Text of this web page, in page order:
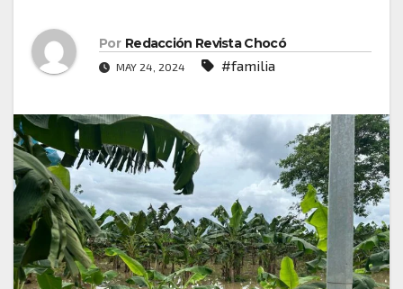
Por Redacción Revista Chocó
MAY 24, 2024 #familia